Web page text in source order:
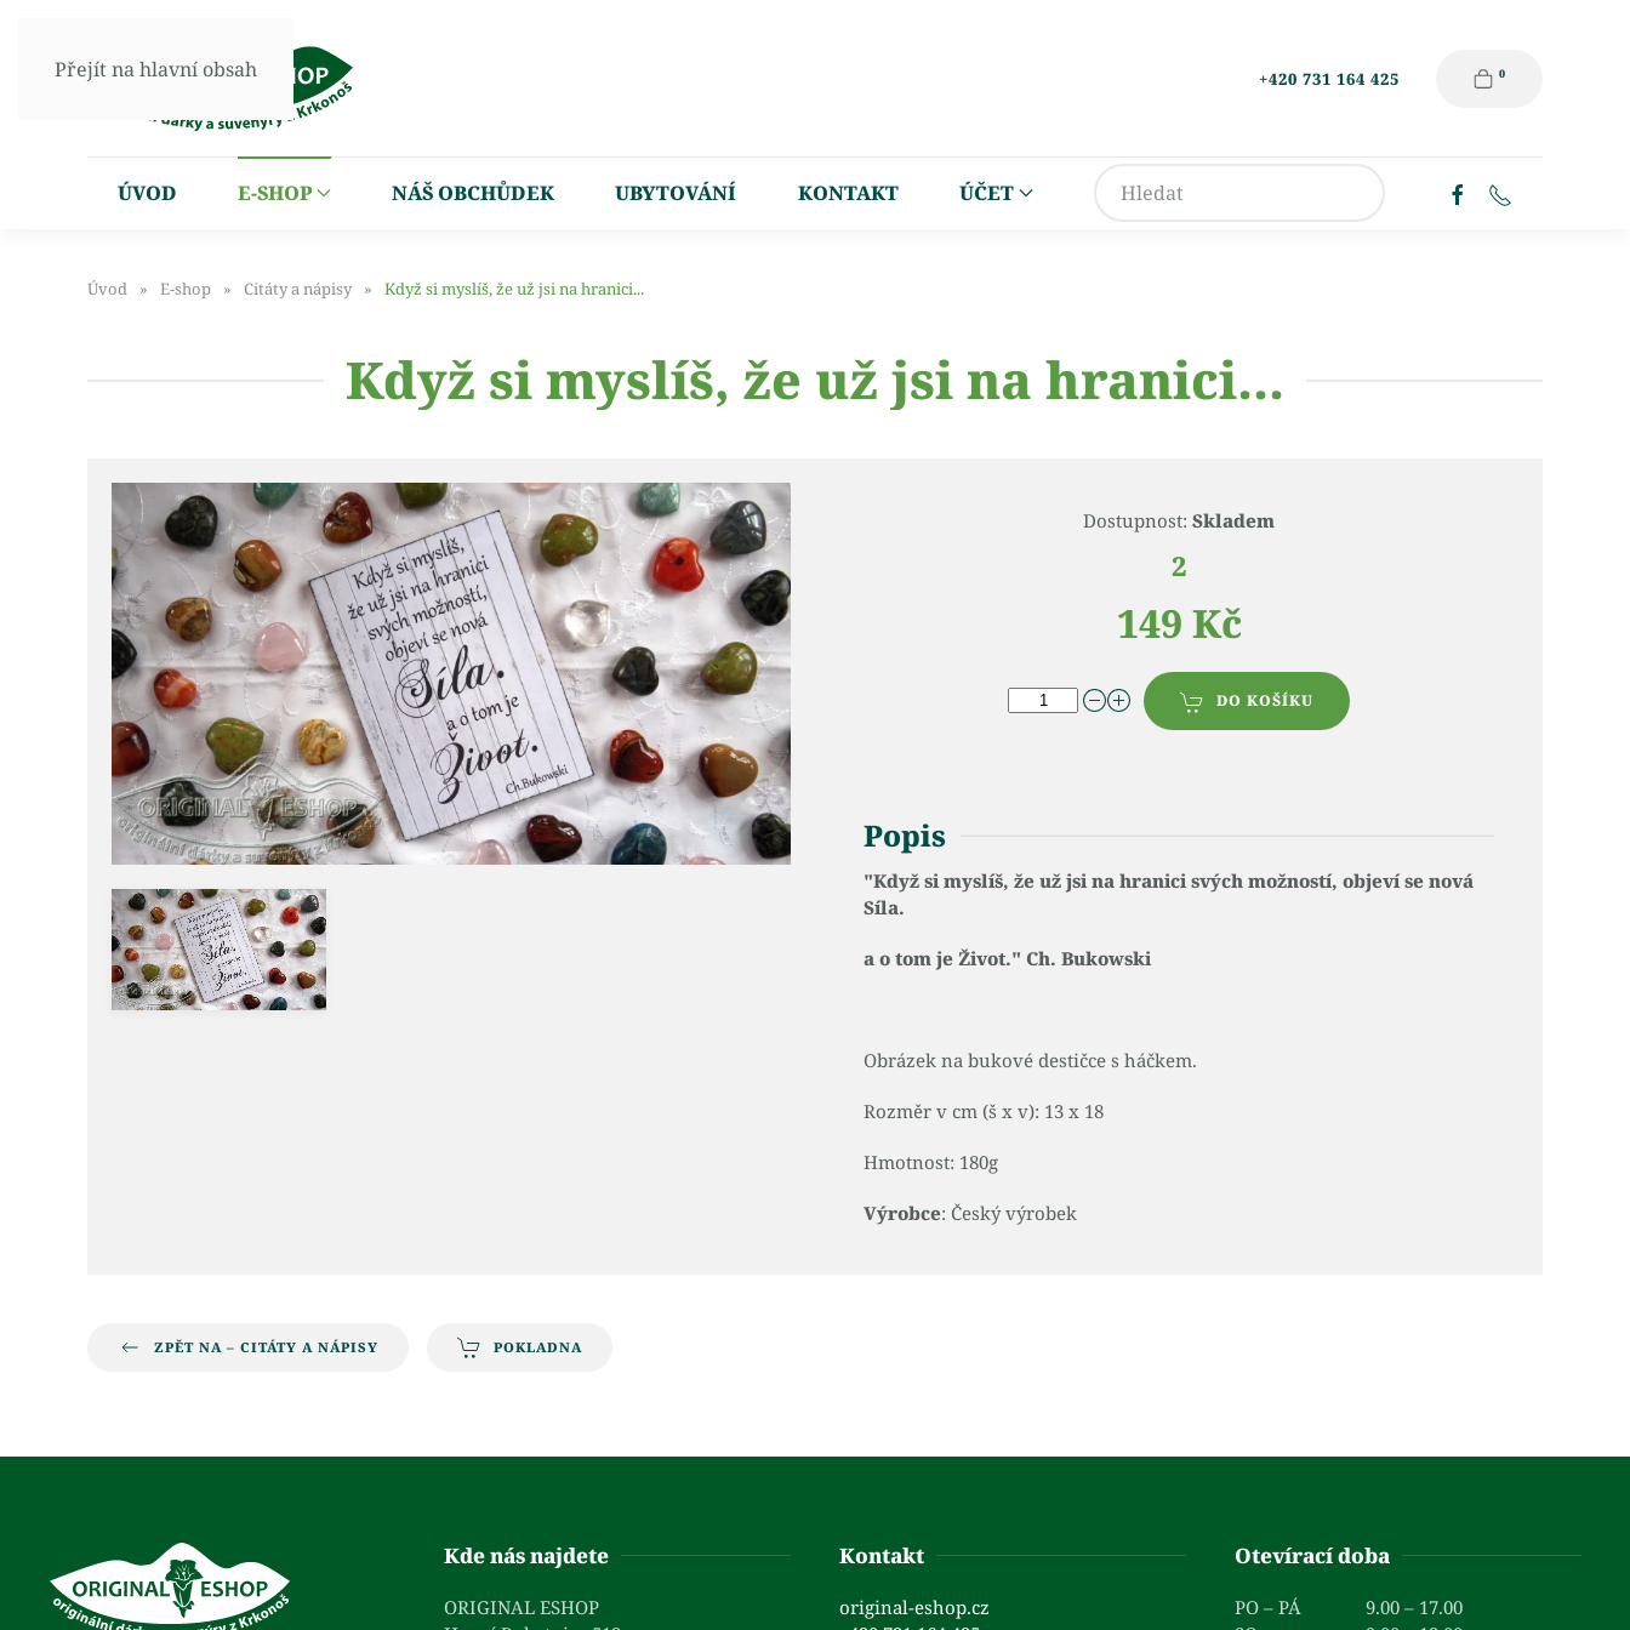
Přejít na hlavní obsah +420 731 164 425 0
ÚVOD E-SHOP NÁŠ OBCHŮDEK UBYTOVÁNÍ KONTAKT ÚČET
Úvod E-shop Citáty a nápisy Když si myslíš, že už jsi na hranici...
Když si myslíš, že už jsi na hranici...
Dostupnost: Skladem
2
149 Kč
DO KOŠÍKU
Popis
"Když si myslíš, že už jsi na hranici svých možností, objeví se nová
Síla.
a o tom je Život." Ch. Bukowski
Obrázek na bukové destičce s háčkem.
Rozměr v cm (š x v): 13 x 18
Hmotnost: 180g
Výrobce: Český výrobek
ZPĚT NA – CITÁTY A NÁPISY POKLADNA
Kde nás najdete
ORIGINAL ESHOP
Kontakt
original-eshop.cz
Otevírací doba
PO – PÁ
9.00 – 17.00